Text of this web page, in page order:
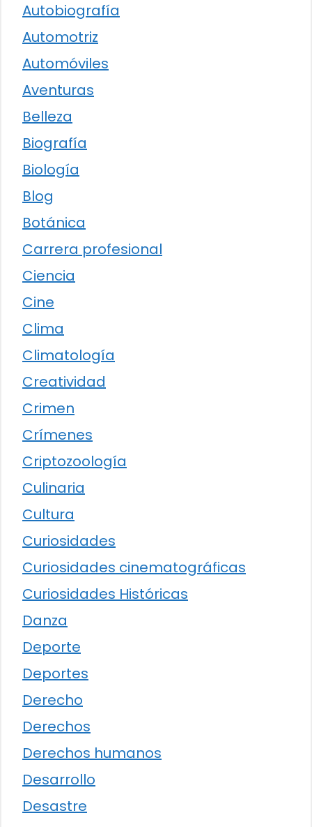
Autobiografía
Automotriz
Automóviles
Aventuras
Belleza
Biografía
Biología
Blog
Botánica
Carrera profesional
Ciencia
Cine
Clima
Climatología
Creatividad
Crimen
Crímenes
Criptozoología
Culinaria
Cultura
Curiosidades
Curiosidades cinematográficas
Curiosidades Históricas
Danza
Deporte
Deportes
Derecho
Derechos
Derechos humanos
Desarrollo
Desastre